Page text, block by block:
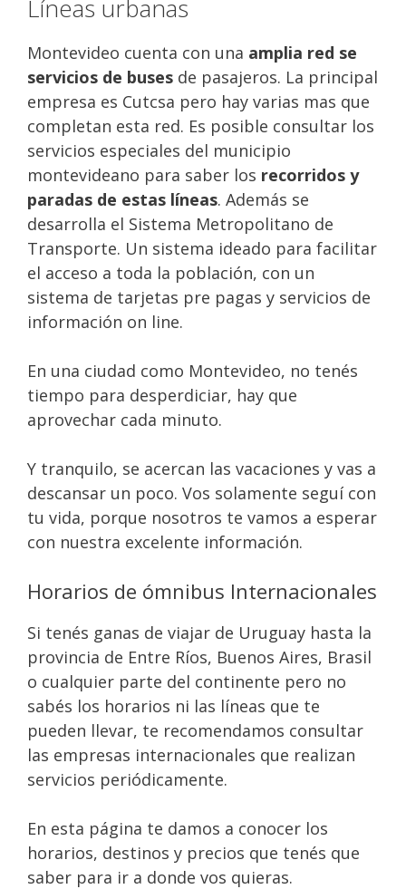
Líneas urbanas
Montevideo cuenta con una amplia red se
servicios de buses de pasajeros. La principal
empresa es Cutcsa pero hay varias mas que
completan esta red. Es posible consultar los
servicios especiales del municipio
montevideano para saber los recorridos y
paradas de estas líneas. Además se
desarrolla el Sistema Metropolitano de
Transporte. Un sistema ideado para facilitar
el acceso a toda la población, con un
sistema de tarjetas pre pagas y servicios de
información on line.
En una ciudad como Montevideo, no tenés
tiempo para desperdiciar, hay que
aprovechar cada minuto.
Y tranquilo, se acercan las vacaciones y vas a
descansar un poco. Vos solamente seguí con
tu vida, porque nosotros te vamos a esperar
con nuestra excelente información.
Horarios de ómnibus Internacionales
Si tenés ganas de viajar de Uruguay hasta la
provincia de Entre Ríos, Buenos Aires, Brasil
o cualquier parte del continente pero no
sabés los horarios ni las líneas que te
pueden llevar, te recomendamos consultar
las empresas internacionales que realizan
servicios periódicamente.
En esta página te damos a conocer los
horarios, destinos y precios que tenés que
saber para ir a donde vos quieras.